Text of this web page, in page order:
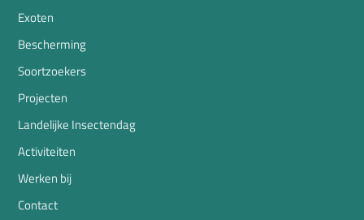
Exoten
Bescherming
Soortzoekers
Projecten
Landelijke Insectendag
Activiteiten
Werken bij
Contact